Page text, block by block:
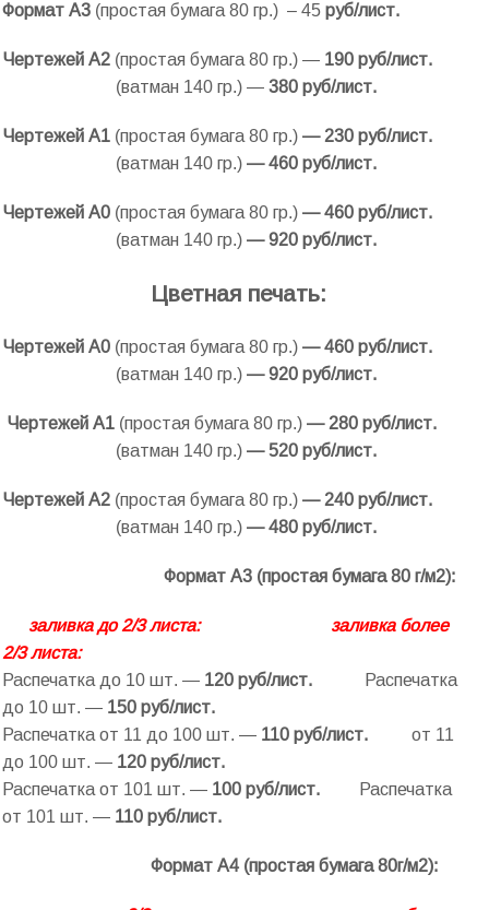
Формат А3 (простая бумага 80 гр.) – 45 руб/лист.
Чертежей А2 (простая бумага 80 гр.) — 190 руб/лист.
(ватман 140 гр.) — 380 руб/лист.
Чертежей А1 (простая бумага 80 гр.) — 230 руб/лист.
(ватман 140 гр.)— 460 руб/лист.
Чертежей А0 (простая бумага 80 гр.) — 460 руб/лист.
(ватман 140 гр.) — 920 руб/лист.
Цветная печать:
Чертежей А0 (простая бумага 80 гр.) — 460 руб/лист.
(ватман 140 гр.) — 920 руб/лист.
Чертежей А1 (простая бумага 80 гр.) — 280 руб/лист.
(ватман 140 гр.) — 520 руб/лист.
Чертежей А2 (простая бумага 80 гр.) — 240 руб/лист.
(ватман 140 гр.) — 480 руб/лист.
Формат А3 (простая бумага 80 г/м2):
заливка до 2/3 листа:
заливка более
2/3 листа:
Распечатка до 10 шт. — 120 руб/лист.
Распечатка
до 10 шт. — 150 руб/лист.
Распечатка от 11 до 100 шт. — 110 руб/лист.
от 11
до 100 шт. — 120 руб/лист.
Распечатка от 101 шт. — 100 руб/лист.
Распечатка
от 101 шт. — 110 руб/лист.
Формат А4 (простая бумага 80г/м2):